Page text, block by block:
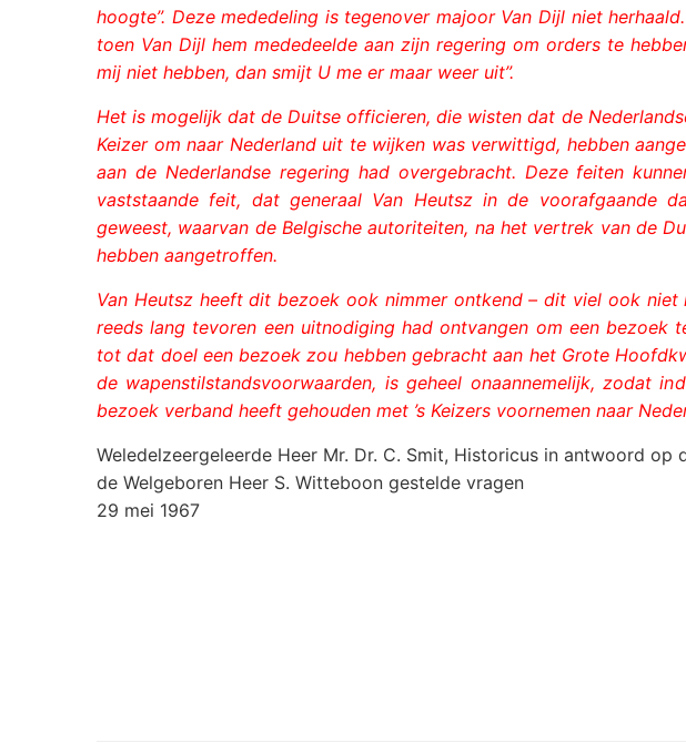
hoogte”. Deze mededeling is tegenover majoor Van Dijl niet
toen Van Dijl hem mededeelde aan zijn regering om orders te
mij niet hebben, dan smijt U me er maar weer uit”.
Het is mogelijk dat de Duitse officieren, die wisten dat de
Keizer om naar Nederland uit te wijken was verwittigd, hebben
aan de Nederlandse regering had overgebracht. Deze feiten
vaststaande feit, dat generaal Van Heutsz in de voorafgaande
geweest, waarvan de Belgische autoriteiten, na het vertrek van de
hebben aangetroffen.
Van Heutsz heeft dit bezoek ook nimmer ontkend – dit viel ook
reeds lang tevoren een uitnodiging had ontvangen om een bezoek
tot dat doel een bezoek zou hebben gebracht aan het Grote
de wapenstilstandsvoorwaarden, is geheel onaannemelijk, zodat
bezoek verband heeft gehouden met ’s Keizers voornemen naar
Weledelzeergeleerde Heer Mr. Dr. C. Smit, Historicus in antwoord op
de Welgeboren Heer S. Witteboon gestelde vragen
29 mei 1967